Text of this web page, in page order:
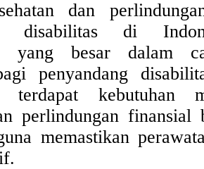
dan
disabilitas di
yang besar dalam
penyandang
kebutuhan
perlindungan finansial
memastikan